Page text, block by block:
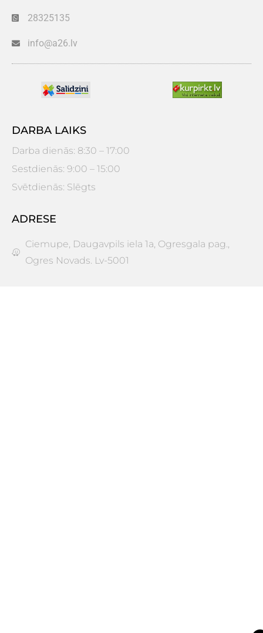
28325135
info@a26.lv
DARBA LAIKS
Darba dienās: 8:30 – 17:00
Sestdienās: 9:00 – 15:00
Svētdienās: Slēgts
ADRESE
Ciemupe, Daugavpils iela 1a, Ogresgala pag.,
Ogres Novads. Lv-5001